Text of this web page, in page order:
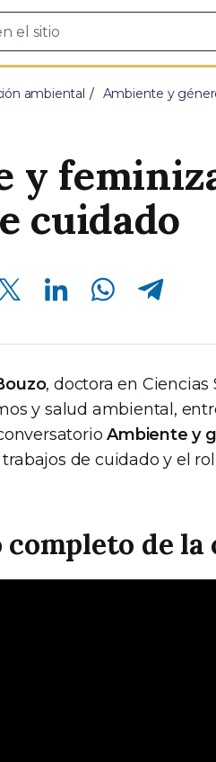
ambiental Ambiente y
y
cuidado
Twitter Compartir en Linkedin Compartir en Whatsapp Compartir en Telegram
, doctora en
y salud ambiental,
Ambiente y
de cuidado y el
de la